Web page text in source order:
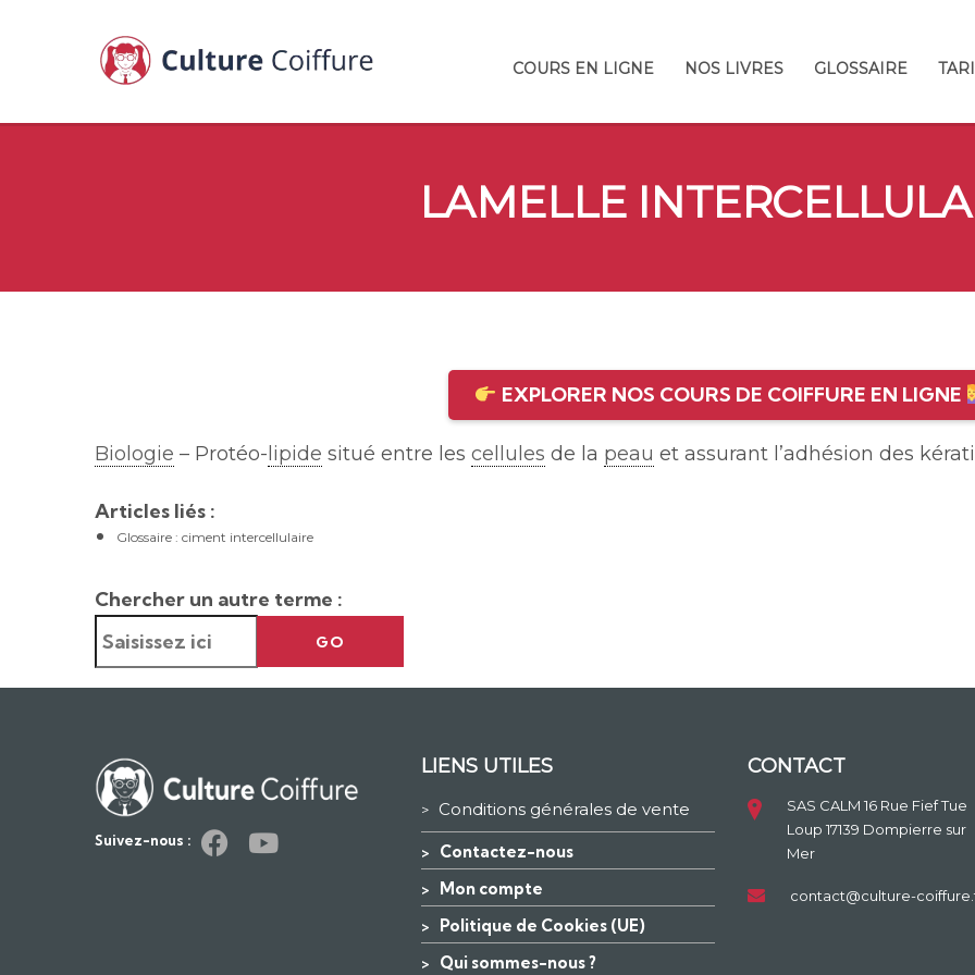
COURS EN LIGNE NOS LIVRES GLOSSAIRE
LAMELLE
EXPLORER NOS COURS DE COIFFURE EN LIGNE
Biologie – Protéo- lipide situé entre les cellules de la peau et assurant l’adhésion des
Articles liés :
Glossaire : ciment intercellulaire
Chercher un autre terme :
GO
Suivez-nous :
LIENS UTILES
> Conditions générales de vente
> Contactez-nous
> Mon compte
> Politique de Cookies (UE)
> Qui sommes-nous ?
CONTACT
SAS CALM 16 Rue Fief Tue
Loup 17139 Dompierre sur
Mer
contact@culture-